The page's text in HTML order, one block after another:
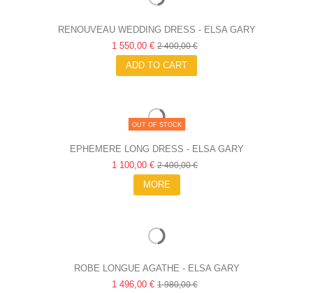
RENOUVEAU WEDDING DRESS - ELSA GARY
1 550,00 € 2 400,00 €
ADD TO CART
OUT OF STOCK
EPHEMERE LONG DRESS - ELSA GARY
1 100,00 € 2 400,00 €
MORE
ROBE LONGUE AGATHE - ELSA GARY
1 496,00 € 1 980,00 €